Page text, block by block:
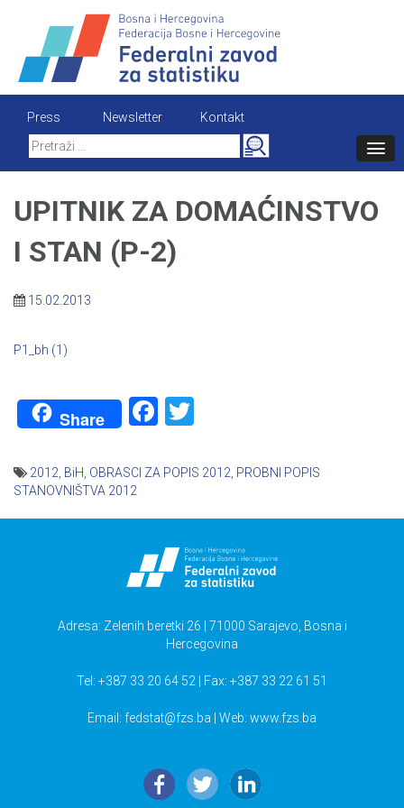
content
Press Newsletter
Kontakt
Search
for:
UPITNIK ZA DOMAĆINSTVO
I STAN (P-2)
15.02.2013
P1_bh (1)
Share Facebook
2012 BiH OBRASCI ZA POPIS 2012 PROBNI POPIS
STANOVNIŠTVA 2012
Adresa: Zelenih beretki 26 | 71000 Sarajevo, Bosna i
Hercegovina
Tel: +387 33 20 64 52 | Fax: +387 33 22 61 51
Email: fedstat@fzs.ba | Web: www.fzs.ba